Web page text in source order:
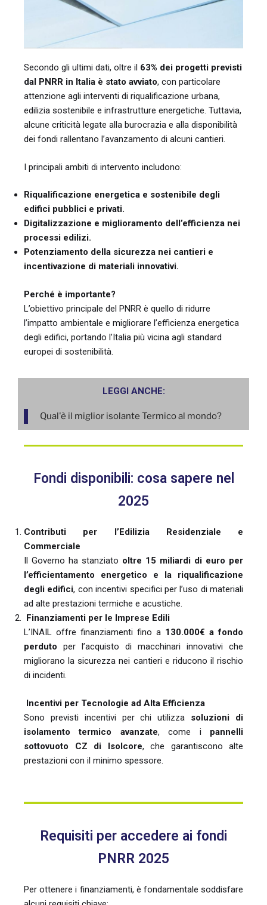
Secondo gli ultimi dati, oltre il 63% dei progetti previsti
dal PNRR in Italia è stato avviato, con particolare
attenzione agli interventi di riqualificazione urbana,
edilizia sostenibile e infrastrutture energetiche. Tuttavia,
alcune criticità legate alla burocrazia e alla disponibilità
dei fondi rallentano l’avanzamento di alcuni cantieri.
I principali ambiti di intervento includono:
Riqualificazione energetica e sostenibile degli
edifici pubblici e privati.
Digitalizzazione e miglioramento dell’efficienza nei
processi edilizi.
Potenziamento della sicurezza nei cantieri e
incentivazione di materiali innovativi.
Perché è importante?
L’obiettivo principale del PNRR è quello di ridurre
l’impatto ambientale e migliorare l’efficienza energetica
degli edifici, portando l’Italia più vicina agli standard
europei di sostenibilità.
LEGGI ANCHE:
Qual'è il miglior isolante Termico al mondo?
Fondi disponibili: cosa sapere nel
2025
Contributi per l’Edilizia Residenziale e
Commerciale
Il Governo ha stanziato oltre 15 miliardi di euro per
l’efficientamento energetico e la riqualificazione
degli edifici, con incentivi specifici per l’uso di materiali
ad alte prestazioni termiche e acustiche.
Finanziamenti per le Imprese Edili
L’INAIL offre finanziamenti fino a 130.000€ a fondo
perduto per l’acquisto di macchinari innovativi che
migliorano la sicurezza nei cantieri e riducono il rischio
di incidenti.
Incentivi per Tecnologie ad Alta Efficienza
Sono previsti incentivi per chi utilizza soluzioni di
isolamento termico avanzate, come i pannelli
sottovuoto CZ di Isolcore, che garantiscono alte
prestazioni con il minimo spessore.
Requisiti per accedere ai fondi
PNRR 2025
Per ottenere i finanziamenti, è fondamentale soddisfare